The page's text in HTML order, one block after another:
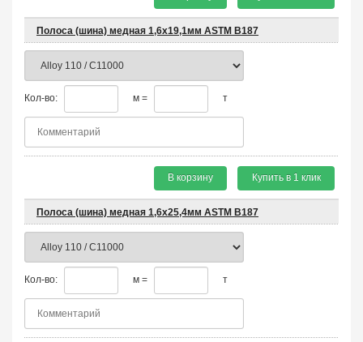
Полоса (шина) медная 1,6х19,1мм ASTM B187
Кол-во: м = т
В корзину Купить в 1 клик
Полоса (шина) медная 1,6х25,4мм ASTM B187
Кол-во: м = т